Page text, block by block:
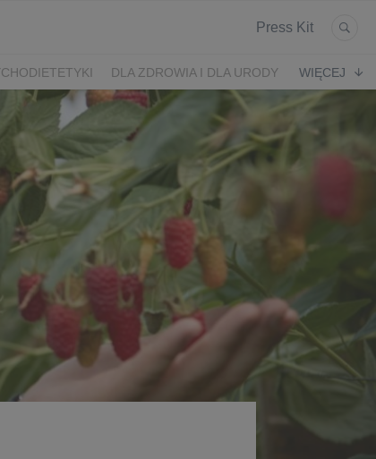
Press Kit
DLA ZDROWIA I DLA URODY
JEŻYNY PORZECZKI
MALINA
LODY RZEMIEŚLNICZE
SZCZYT IBO 2023 🫐
WYBORY 2023
WIĘCEJ